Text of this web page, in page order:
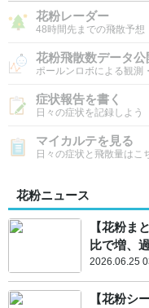
花粉レーダー
48時間先までの飛散予想
花粉飛散数データ公
ポールンロボによる観測
症状報告を書く
日々の症状を記録しよう
マイカルテを見る
日々の症状と飛散量はこ
花粉ニュース
【花粉ま
比で増、
2026.06.25
【花粉シ